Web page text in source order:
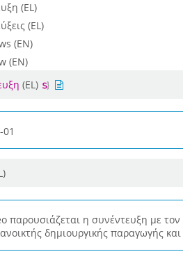
(EL)
(EL)
(EN)
(EN)
(EL)
παρουσιάζεται η συνέντευξη με
δημιουργικής παραγωγής